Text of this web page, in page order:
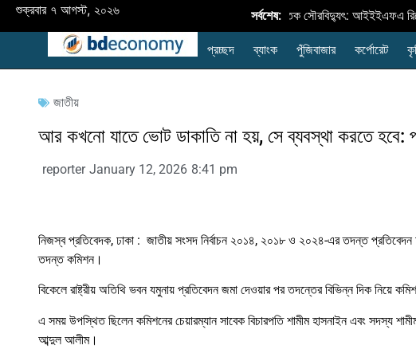
শুক্রবার ৭ আগস্ট, ২০২৬ সর্বশেষ:
জ্বালানি প্রসারের মূল চালিকাশক্তি শিল্প কারখানার ছাদভিত্তিক সৌরবিদ্যুৎ: আইইইএফএ
প্রচ্ছদ ব্যাংক পুঁজিবাজার কর্পোরেট
জাতীয়
আর কখনো যাতে ভোট ডাকাতি না হয়, সে ব্যবস্থা করতে হবে:
reporter January 12, 2026 8:41 pm
নিজস্ব প্রতিবেদক, ঢাকা : জাতীয় সংসদ নির্বাচন ২০১৪, ২০১৮ ও ২০২৪-এর তদন্ত প্রতিবেদন
তদন্ত কমিশন।
বিকেলে রাষ্ট্রীয় অতিথি ভবন যমুনায় প্রতিবেদন জমা দেওয়ার পর তদন্তের বিভিন্ন দিক নিয়ে
এ সময় উপস্থিত ছিলেন কমিশনের চেয়ারম্যান সাবেক বিচারপতি শামীম হাসনাইন এবং সদস্য
আব্দুল আলীম।